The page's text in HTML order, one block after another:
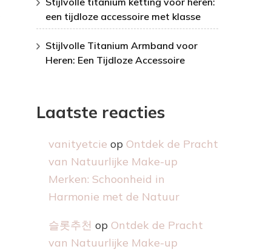
een tijdloze accessoire met klasse
Stijlvolle Titanium Armband voor
Heren: Een Tijdloze Accessoire
Laatste reacties
vanityetcie op Ontdek de Pracht
van Natuurlijke Make-up
Merken: Schoonheid in
Harmonie met de Natuur
슬롯추천 op Ontdek de Pracht
van Natuurlijke Make-up